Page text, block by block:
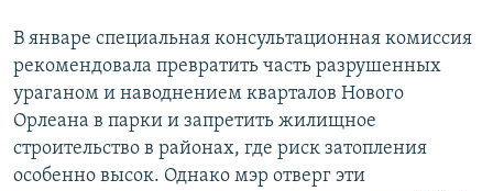
В январе специальная консультационная комиссия
рекомендовала превратить часть разрушенных
ураганом и наводнением кварталов Нового
Орлеана в парки и запретить жилищное
строительство в районах, где риск затопления
особенно высок. Однако мэр отверг эти